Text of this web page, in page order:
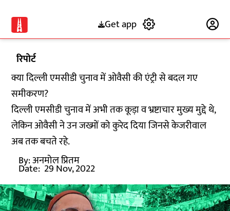
Get app
रिपोर्ट
क्या दिल्ली एमसीडी चुनाव में ओवैसी की एंट्री से बदल गए
समीकरण?
दिल्ली एमसीडी चुनाव में अभी तक कूड़ा व भ्रष्टाचार मुख्य मुद्दे थे,
लेकिन ओवैसी ने उन जख्मों को कुरेद दिया जिनसे केजरीवाल
अब तक बचते रहे.
By:अनमोल प्रितम
Date: 29 Nov, 2022